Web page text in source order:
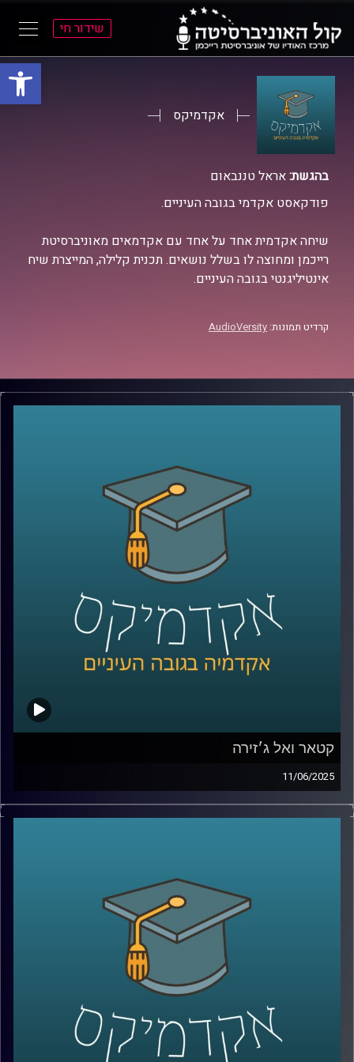
פתח
שידור חי
אקדמיקס
בהגשת:אראל טננבאום
פודקאסט אקדמי בגובה העיניים.
שיחה אקדמית אחד על אחד עם אקדמאים מאוניברסיטת
רייכמן ומחוצה לו בשלל נושאים. תכנית קלילה, המייצרת שיח
אינטיליגנטי בגובה העיניים.
קרדיט תמונות: AudioVersity
קטאר ואל ג׳זירה
11/06/2025
מי מאיתנו לא שמע על קטאר? מדינה קטנה, פחות מחצי
מגודלה של ישראל אבל עם נוכחות גלובלית שאי אפשר
דולר במונדיאל שנערך על אדמתה, רכשה קבוצות כדורגל כמו
פריז סן ז’רמן, חתמה על חוזי נשק בעשרות מיליארדים ולפי
פרסומים, גם טיפחה קשרים אסטרטגיים עם מנהיגים
באפריקה, באירופה ובמזרח התיכון.
אבל הכסף הוא לא המטרה. הוא הכלי. המטרה האמיתית היא
עוצמה: תדמית, גישה והשפעה על דעת קהל עולמית.
ובמרכז האסטרטגיה הזו עומד גוף תקשורת אחד אל-ג'זירה.
ערוץ חדשות שצמח מקטאר, הפך לאחד המשפיעים בעולם,